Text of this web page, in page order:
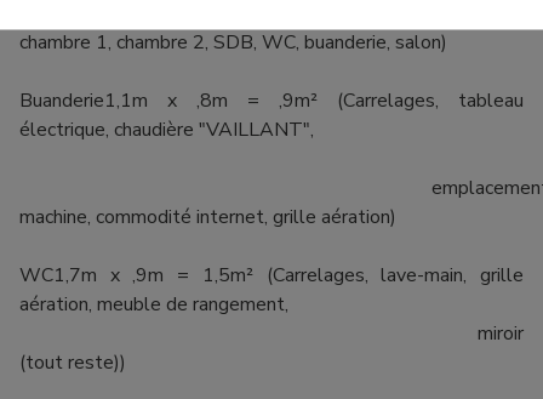
chambre 1, chambre 2, SDB, WC, buanderie, salon)
Buanderie1,1m x ,8m = ,9m² (Carrelages, tableau
électrique, chaudière "VAILLANT",
machine, commodité internet, grille aération)
WC1,7m x ,9m = 1,5m² (Carrelages, lave-main, grille
aération, meuble de rangement,
miroir
(tout reste))